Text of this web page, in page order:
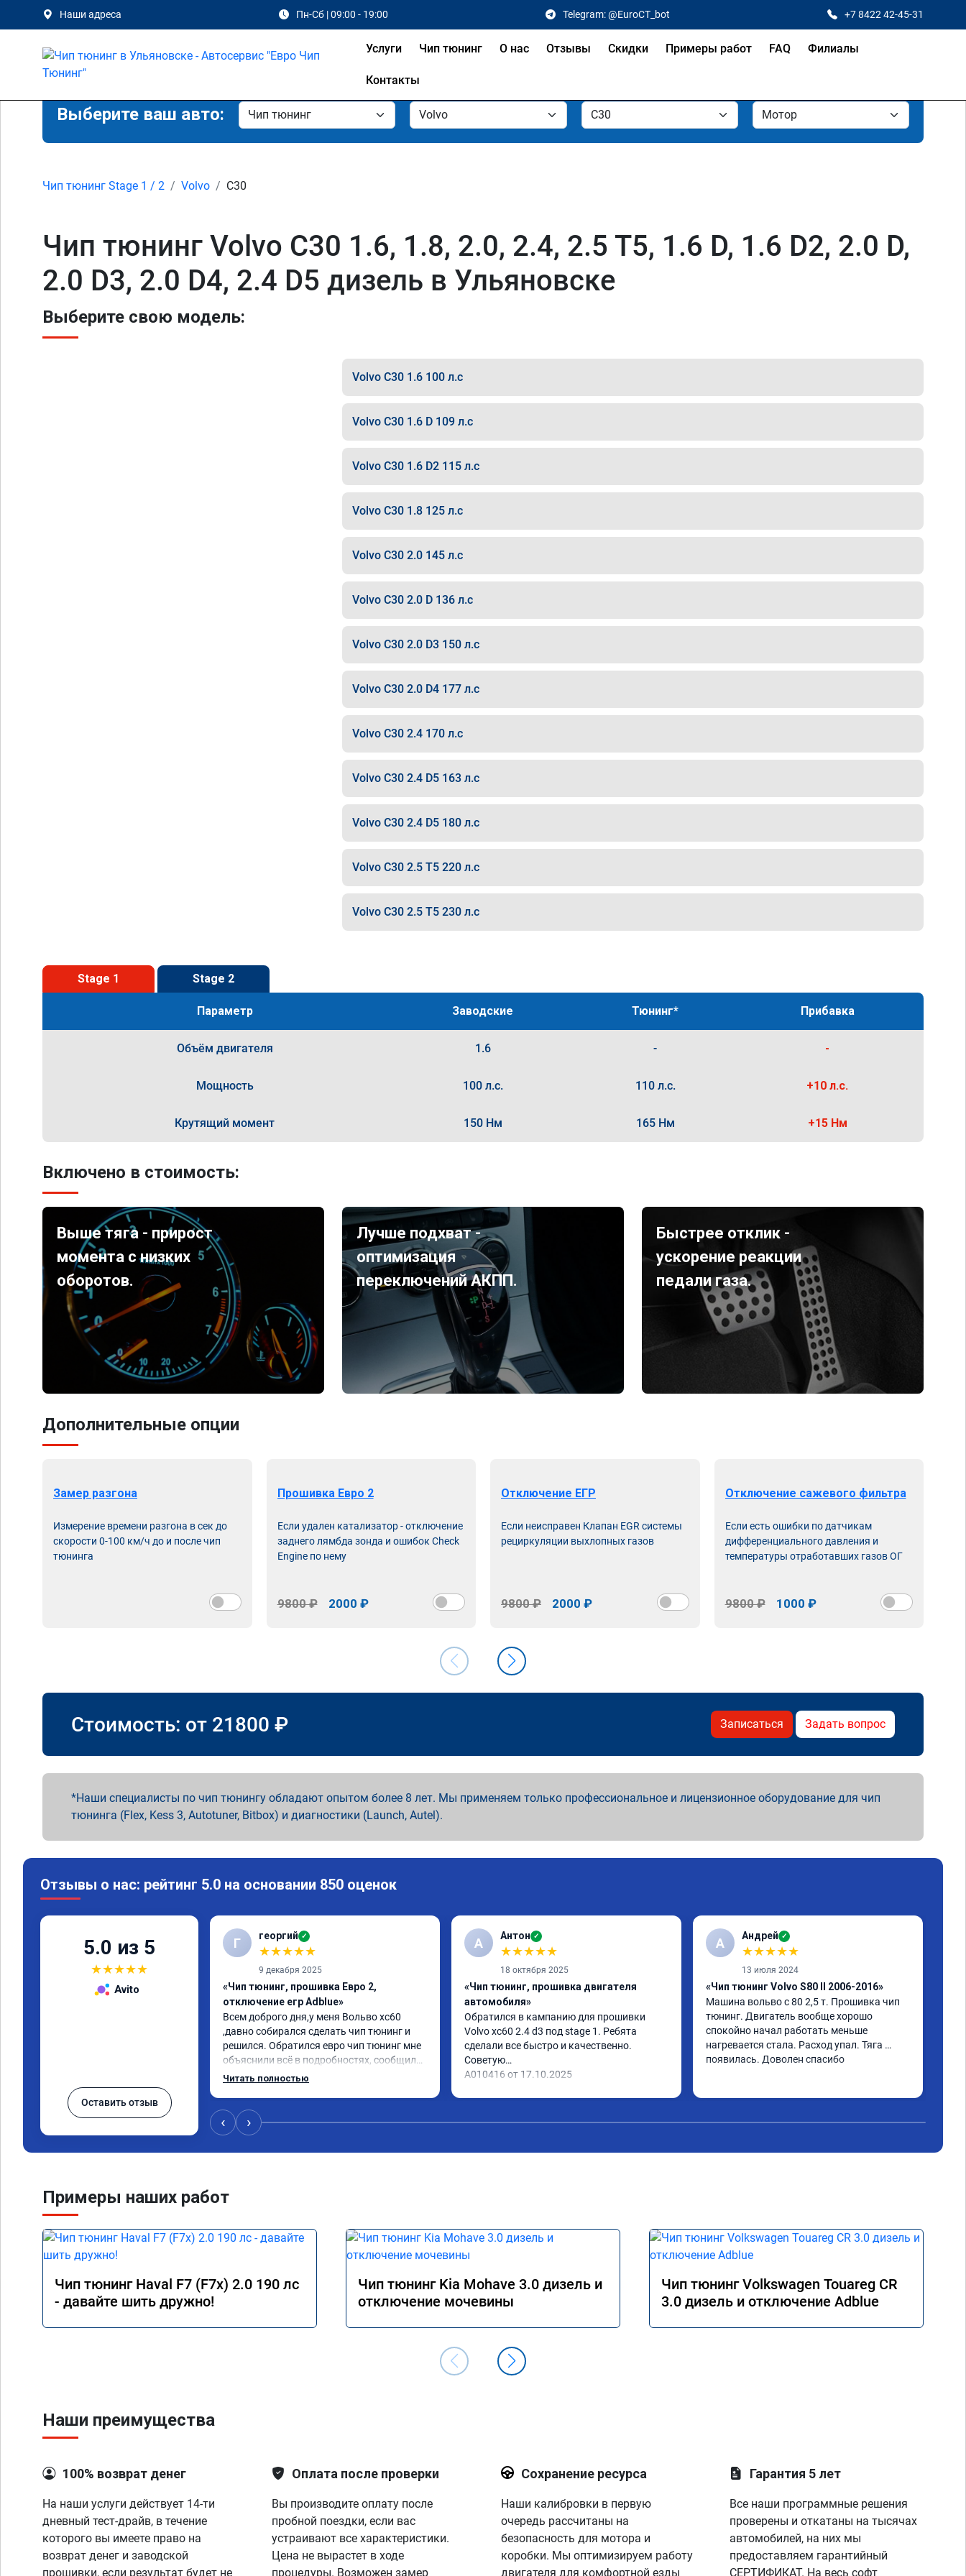
Наши адреса Пн-Сб | 09:00 - 19:00 Telegram: @EuroCT_bot +7 8422 42-45-31
Услуги Чип тюнинг О нас Отзывы Скидки Примеры работ FAQ Филиалы
Контакты
Выберите ваш авто:
Чип тюнинг Stage 1 / 2 Volvo C30
Чип тюнинг Volvo C30 1.6, 1.8, 2.0, 2.4, 2.5 T5, 1.6 D, 1.6 D2, 2.0 D,
2.0 D3, 2.0 D4, 2.4 D5 дизель в Ульяновске
Выберите свою модель:
Volvo C30 1.6 100 л.с
Volvo C30 1.6 D 109 л.с
Volvo C30 1.6 D2 115 л.с
Volvo C30 1.8 125 л.с
Volvo C30 2.0 145 л.с
Volvo C30 2.0 D 136 л.с
Volvo C30 2.0 D3 150 л.с
Volvo C30 2.0 D4 177 л.с
Volvo C30 2.4 170 л.с
Volvo C30 2.4 D5 163 л.с
Volvo C30 2.4 D5 180 л.с
Volvo C30 2.5 T5 220 л.с
Volvo C30 2.5 T5 230 л.с
Stage 1 Stage 2
Параметр Заводские Тюнинг* Прибавка
Объём двигателя 1.6 - -
Мощность 100 л.с. 110 л.с. +10 л.с.
Крутящий момент 150 Нм 165 Нм +15 Нм
Включено в стоимость:
Выше тяга - прирост
момента с низких
оборотов.
Лучше подхват -
оптимизация
переключений АКПП.
Быстрее отклик -
ускорение реакции
педали газа.
Дополнительные опции
Замер разгона
Измерение времени разгона в сек до
скорости 0-100 км/ч до и после чип
тюнинга
Прошивка Евро 2
Если удален катализатор - отключение
заднего лямбда зонда и ошибок Check
Engine по нему
9800 ₽ 2000 ₽
Отключение ЕГР
Если неисправен Клапан EGR системы
рециркуляции выхлопных газов
9800 ₽ 2000 ₽
Отключение сажевого фильтра
Если есть ошибки по датчикам
дифференциального давления и
температуры отработавших газов ОГ
9800 ₽ 1000 ₽
Стоимость: от 21800 ₽ Записаться Задать вопрос
Наши специалисты по чип тюнингу обладают опытом более 8 лет. Мы применяем только профессиональное и лицензионное оборудование для чип
тюнинга (Flex, Kess 3, Autotuner, Bitbox) и диагностики (Launch, Autel).
Отзывы о нас: рейтинг 5.0 на основании 850 оценок
5.0 из 5
★★★★★
Avito
Оставить отзыв
Г георгий ✓
★★★★★
9 декабря 2025
«Чип тюнинг, прошивка Евро 2,
отключение егр Adblue»
Всем доброго дня,у меня Вольво xc60
,давно собирался сделать чип тюнинг и
решился. Обратился евро чип тюнинг мне
объяснили всё в подробностях, сообщили
сумму записали. Приехал в назначенное
сертификат ао11462 ,знают своё дело
рекомендую 👍
Читать полностью
А Антон ✓
★★★★★
18 октября 2025
«Чип тюнинг, прошивка двигателя
автомобиля»
Обратился в кампанию для прошивки
Volvo xc60 2.4 d3 под stage 1. Ребята
сделали все быстро и качественно.
Советую
А010416 от 17.10.2025
А Андрей ✓
★★★★★
13 июля 2024
«Чип тюнинг Volvo S80 II 2006-2016»
Машина вольво с 80 2,5 т. Прошивка чип
тюнинг. Двигатель вообще хорошо
спокойно начал работать меньше
нагревается стала. Расход упал. Тяга
появилась. Доволен спасибо
‹ ›
Примеры наших работ
Чип тюнинг Haval F7 (F7x) 2.0 190 лс
- давайте шить дружно!
Чип тюнинг Kia Mohave 3.0 дизель и
отключение мочевины
Чип тюнинг Volkswagen Touareg CR
3.0 дизель и отключение Adblue
Наши преимущества
100% возврат денег
На наши услуги действует 14-ти
дневный тест-драйв, в течение
которого вы имеете право на
возврат денег и заводской
прошивки, если результат будет не
Оплата после проверки
Вы производите оплату после
пробной поездки, если вас
устраивают все характеристики.
Цена не вырастет в ходе
процедуры. Возможен замер
Сохранение ресурса
Наши калибровки в первую
очередь рассчитаны на
безопасность для мотора и
коробки. Мы оптимизируем работу
двигателя для комфортной езды
Гарантия 5 лет
Все наши программные решения
проверены и откатаны на тысячах
автомобилей, на них мы
предоставляем гарантийный
СЕРТИФИКАТ. На весь софт